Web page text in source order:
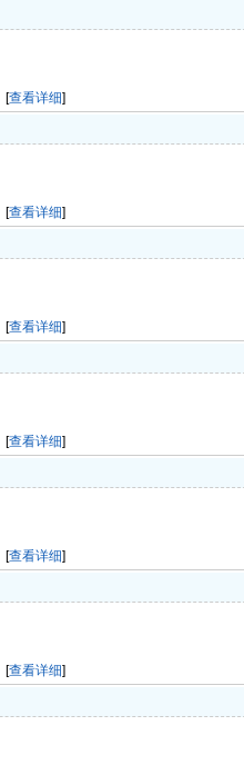
[查看详细]
[查看详细]
[查看详细]
[查看详细]
[查看详细]
[查看详细]